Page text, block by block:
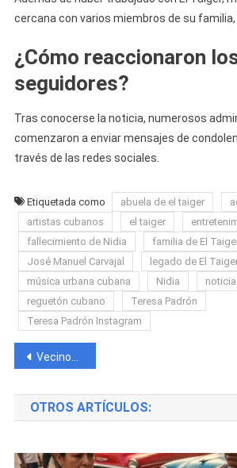
cercana con varios miembros de su familia,
¿Cómo reaccionaron
seguidores?
Tras conocerse la noticia, numerosos
comenzaron a enviar mensajes de
través de las redes sociales.
Etiquetada como abuela de el taiger
artistas cubanos
el taiger
fallecimiento de Nidia
familia de El
José Manuel Carvajal
legado de El
música urbana cubana
Nidia
reguetón cubano
Teresa Padrón
Teresa Padrón Instagram
Navegación
de
entradas
Vecinos frustran robo en La Habana y capturan a ladrón que acababa de salir de prisión
OTROS ARTÍCULOS: